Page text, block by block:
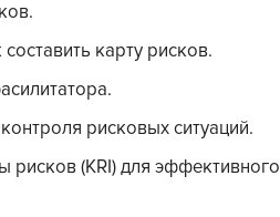
карту рисков.
рисковых ситуаций.
(KRI) для эффективного